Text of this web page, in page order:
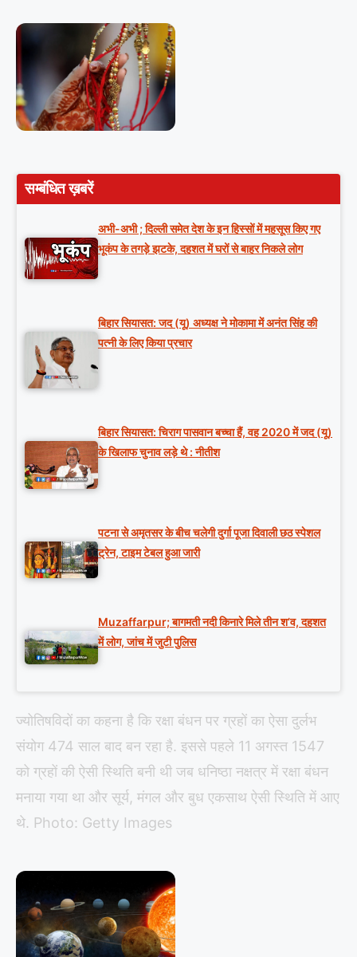
सम्बंधित ख़बरें
अभी-अभी ; दिल्ली समेत देश के इन हिस्सों में महसूस किए गए
भूकंप के तगड़े झटके, दहशत में घरों से बाहर निकले लोग
बिहार सियासत: जद (यू) अध्यक्ष ने मोकामा में अनंत सिंह की
पत्नी के लिए किया प्रचार
बिहार सियासत: चिराग पासवान बच्चा हैं, वह 2020 में जद (यू)
के खिलाफ चुनाव लड़े थे : नीतीश
पटना से अमृतसर के बीच चलेगी दुर्गा पूजा दिवाली छठ स्पेशल
ट्रेन, टाइम टेबल हुआ जारी
Muzaffarpur; बागमती नदी किनारे मिले तीन श’व, दहशत
में लोग, जांच में जुटी पुलिस
ज्योतिषविदों का कहना है कि रक्षा बंधन पर ग्रहों का ऐसा दुर्लभ
संयोग 474 साल बाद बन रहा है. इससे पहले 11 अगस्त 1547
को ग्रहों की ऐसी स्थिति बनी थी जब धनिष्ठा नक्षत्र में रक्षा बंधन
मनाया गया था और सूर्य, मंगल और बुध एकसाथ ऐसी स्थिति में आए
थे. Photo: Getty Images